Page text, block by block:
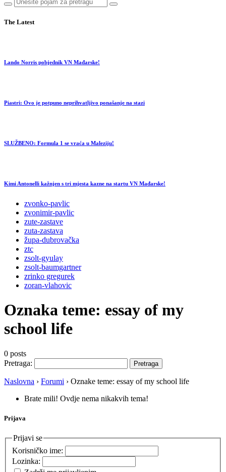
The Latest
Lando Norris pobjednik VN Mađarske!
Piastri: Ovo je potpuno neprihvatljivo ponašanje na stazi
SLUŽBENO: Formula 1 se vraća u Maleziju!
Kimi Antonelli kažnjen s tri mjesta kazne na startu VN Mađarske!
zvonko-pavlic
zvonimir-pavlic
zute-zastave
zuta-zastava
župa-dubrovačka
ztc
zsolt-gyulay
zsolt-baumgartner
zrinko gregurek
zoran-vlahovic
Oznaka teme: essay of my
school life
0 posts
Pretraga:
Naslovna › Forumi › Oznake teme: essay of my school life
Brate mili! Ovdje nema nikakvih tema!
Prijava
Prijavi se
Korisničko ime:
Lozinka: